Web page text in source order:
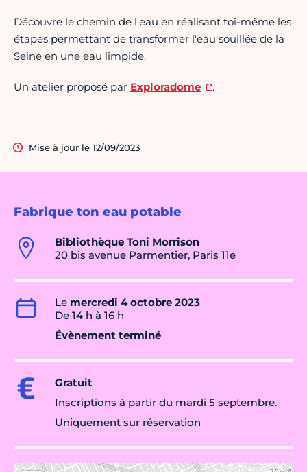
Fabrique ton eau potable
Bibliothèque Toni Morrison
20 bis avenue Parmentier, Paris 11e
Le mercredi 4 octobre 2023
De 14 h à 16 h
Évènement terminé
Gratuit
Inscriptions à partir du mardi 5 septembre.
Uniquement sur réservation
Découvre le chemin de l'eau en réalisant toi-même les
étapes permettant de transformer l'eau souillée de la
Seine en une eau limpide.
Un atelier proposé par Exploradome .
Mise à jour le 12/09/2023